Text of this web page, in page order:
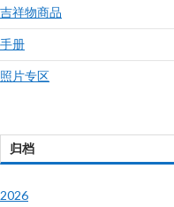
吉祥物商品
手册
照片专区
归档
2026